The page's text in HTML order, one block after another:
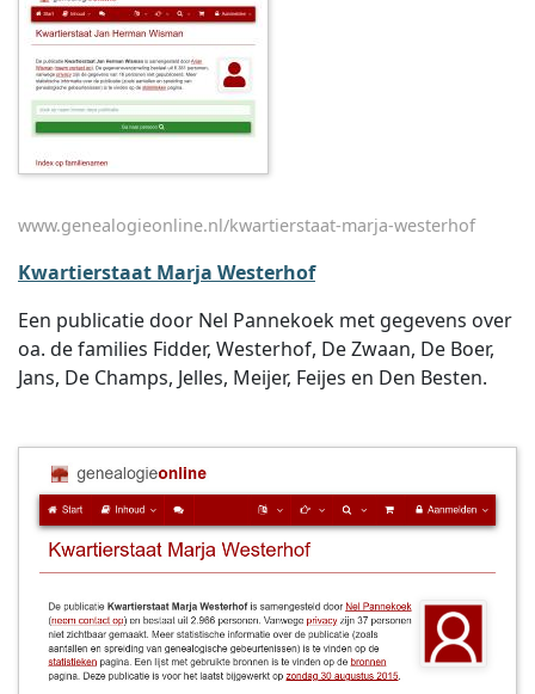
www.genealogieonline.nl/kwartierstaat-marja-westerhof
Kwartierstaat Marja Westerhof
Een publicatie door Nel Pannekoek met gegevens over
oa. de families Fidder, Westerhof, De Zwaan, De Boer,
Jans, De Champs, Jelles, Meijer, Feijes en Den Besten.